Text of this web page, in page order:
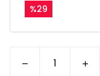
%29